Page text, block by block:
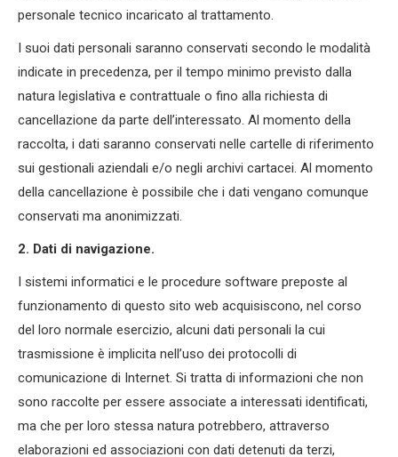
personale tecnico incaricato al trattamento.
I suoi dati personali saranno conservati secondo le modalità
indicate in precedenza, per il tempo minimo previsto dalla
natura legislativa e contrattuale o fino alla richiesta di
cancellazione da parte dell’interessato. Al momento della
raccolta, i dati saranno conservati nelle cartelle di riferimento
sui gestionali aziendali e/o negli archivi cartacei. Al momento
della cancellazione è possibile che i dati vengano comunque
conservati ma anonimizzati.
2. Dati di navigazione.
I sistemi informatici e le procedure software preposte al
funzionamento di questo sito web acquisiscono, nel corso
del loro normale esercizio, alcuni dati personali la cui
trasmissione è implicita nell’uso dei protocolli di
comunicazione di Internet. Si tratta di informazioni che non
sono raccolte per essere associate a interessati identificati,
ma che per loro stessa natura potrebbero, attraverso
elaborazioni ed associazioni con dati detenuti da terzi,